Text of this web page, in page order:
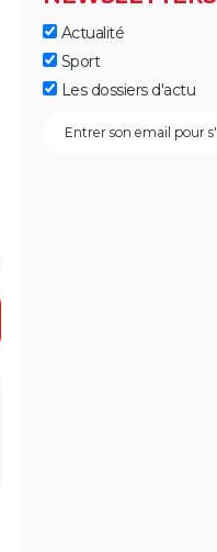
Actualité
Sport
Les dossiers d'actu